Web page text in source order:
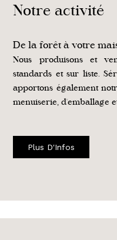
Notre activité
De la forêt à votre
Nous produisons et
standards et sur liste.
apportons également
menuiserie, d'emballage
Plus D'Infos